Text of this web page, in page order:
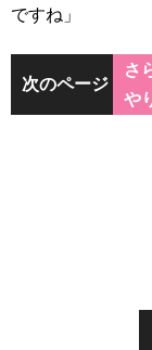
ですね」
次のページ
さ
や